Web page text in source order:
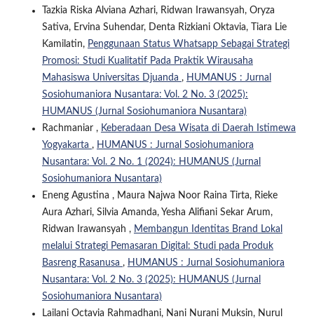
Tazkia Riska Alviana Azhari, Ridwan Irawansyah, Oryza
Sativa, Ervina Suhendar, Denta Rizkiani Oktavia, Tiara Lie
Kamilatin, Penggunaan Status Whatsapp Sebagai Strategi
Promosi: Studi Kualitatif Pada Praktik Wirausaha
Mahasiswa Universitas Djuanda , HUMANUS : Jurnal
Sosiohumaniora Nusantara: Vol. 2 No. 3 (2025):
HUMANUS (Jurnal Sosiohumaniora Nusantara)
Rachmaniar , Keberadaan Desa Wisata di Daerah Istimewa
Yogyakarta , HUMANUS : Jurnal Sosiohumaniora
Nusantara: Vol. 2 No. 1 (2024): HUMANUS (Jurnal
Sosiohumaniora Nusantara)
Eneng Agustina , Maura Najwa Noor Raina Tirta, Rieke
Aura Azhari, Silvia Amanda, Yesha Alifiani Sekar Arum,
Ridwan Irawansyah , Membangun Identitas Brand Lokal
melalui Strategi Pemasaran Digital: Studi pada Produk
Basreng Rasanusa , HUMANUS : Jurnal Sosiohumaniora
Nusantara: Vol. 2 No. 3 (2025): HUMANUS (Jurnal
Sosiohumaniora Nusantara)
Lailani Octavia Rahmadhani, Nani Nurani Muksin, Nurul